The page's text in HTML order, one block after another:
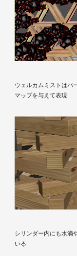
ウェルカムミストはパ
マップを与えて表現
シリンダー内にも水滴
いる